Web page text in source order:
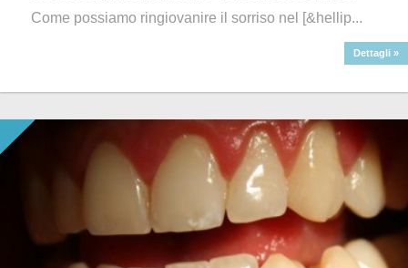
Come possiamo ringiovanire il sorriso nel [&hellip...
Dettagli »